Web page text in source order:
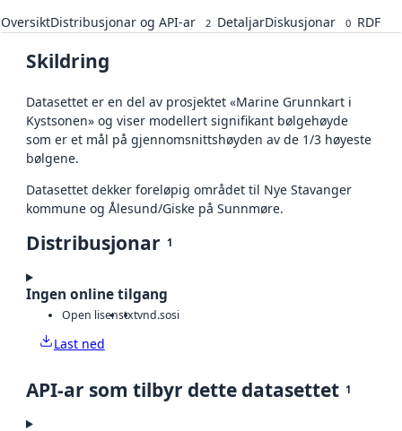
OversiktDistribusjonar og API-ar 2 DetaljarDiskusjonar 0 RDF
Skildring
Datasettet er en del av prosjektet «Marine Grunnkart i
Kystsonen» og viser modellert signifikant bølgehøyde
som er et mål på gjennomsnittshøyden av de 1/3 høyeste
bølgene.
Datasettet dekker foreløpig området til Nye Stavanger
kommune og Ålesund/Giske på Sunnmøre.
Distribusjonar 1
Ingen online tilgang
Open lisenstxtvnd.sosi
Last ned
API-ar som tilbyr dette datasettet 1